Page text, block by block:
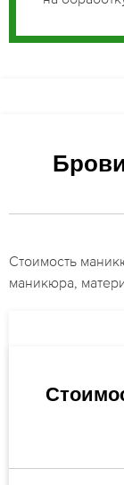
Стоимость
маникюра,